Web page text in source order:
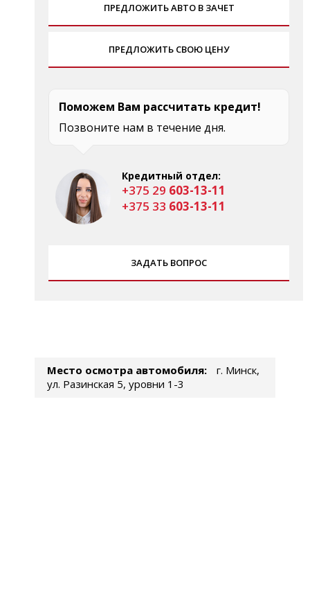
ПРЕДЛОЖИТЬ АВТО В ЗАЧЕТ
ПРЕДЛОЖИТЬ СВОЮ ЦЕНУ
Поможем Вам рассчитать кредит!
Позвоните нам в течение дня.
Кредитный отдел:
+375 29 603-13-11
+375 33 603-13-11
ЗАДАТЬ ВОПРОС
Место осмотра автомобиля:
г. Минск,
ул. Разинская 5, уровни 1-3